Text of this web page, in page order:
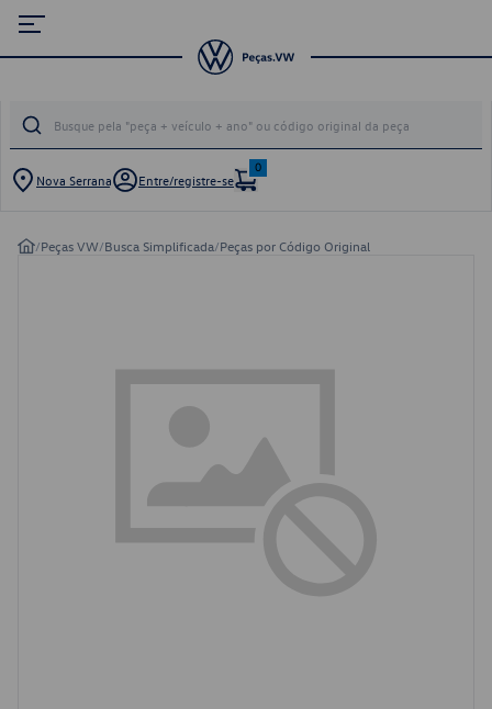
Nova Serrana Entre/registre-se
0
/Peças VW/Busca Simplificada/Peças por Código Original